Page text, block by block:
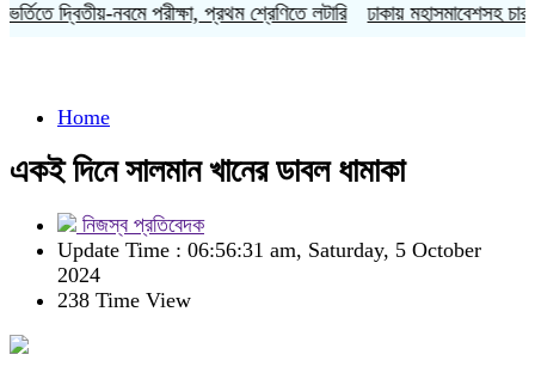
দ্বিতীয়-নবমে পরীক্ষা, প্রথম শ্রেণিতে লটারি ঢাকায় মহাসমাবেশসহ চার
Home
একই দিনে সালমান খানের ডাবল ধামাকা
নিজস্ব প্রতিবেদক
Update Time : 06:56:31 am, Saturday, 5 October
2024
238 Time View